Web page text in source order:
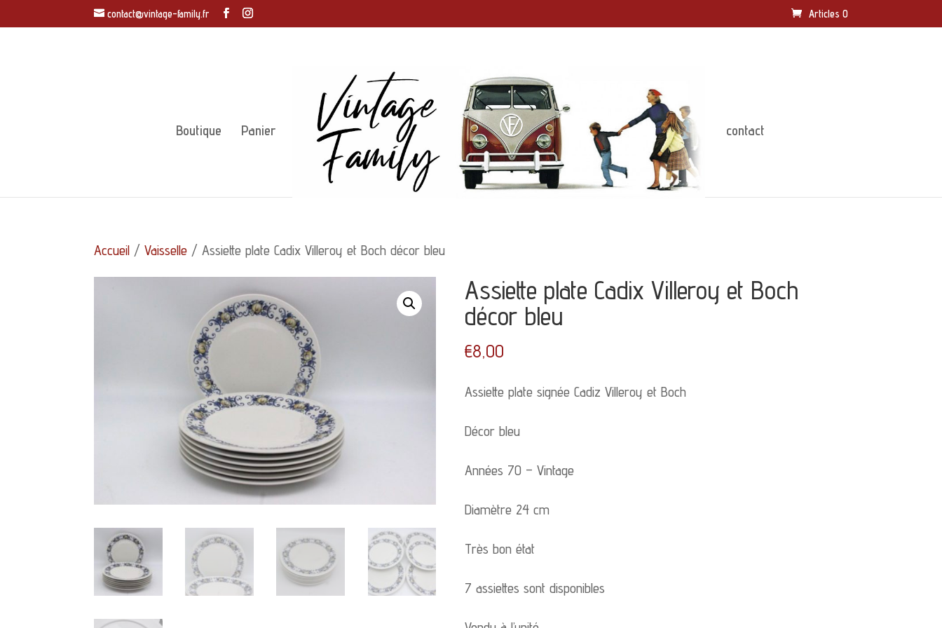
contact@vintage-family.fr Articles 0
Boutique Panier contact
Accueil /Vaisselle / Assiette plate Cadix Villeroy et Boch décor bleu
Assiette plate Cadix Villeroy et Boch
décor bleu
€8,00
Assiette plate signée Cadiz Villeroy et Boch
Décor bleu
Années 70 – Vintage
Diamètre 24 cm
Très bon état
7 assiettes sont disponibles